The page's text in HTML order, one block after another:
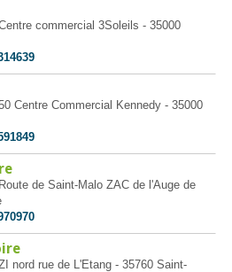
commercial 3Soleils - 35000
Centre Commercial Kennedy - 35000
de Saint-Malo ZAC de l'Auge de
nord rue de L'Etang - 35760 Saint-